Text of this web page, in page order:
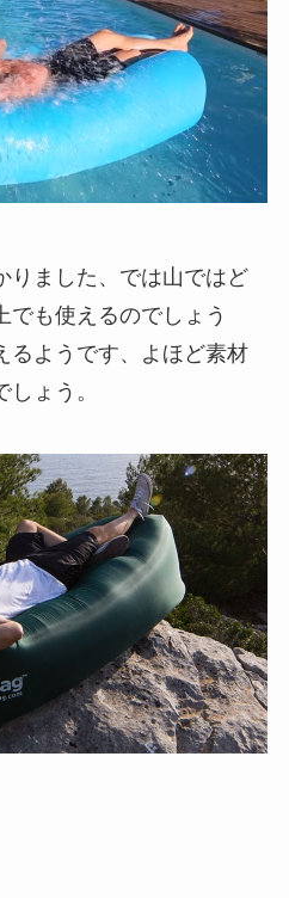
りました、では山ではど
でも使えるのでしょう
るようです、よほど素材
ょう。